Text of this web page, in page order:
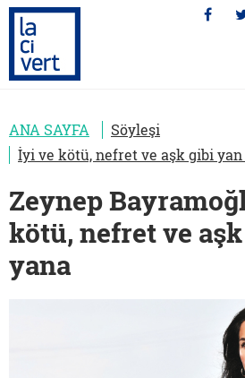
ANA SAYFA
Söyleşi
İyi ve kötü, nefret ve aşk gibi yan
Zeynep
kötü, nefret ve
yana